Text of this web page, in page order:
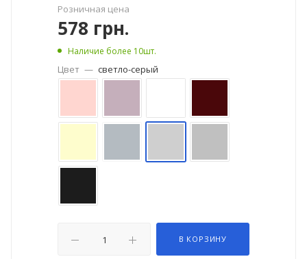
Розничная цена
578 грн.
Наличие более 10шт.
Цвет — светло-серый
В КОРЗИНУ